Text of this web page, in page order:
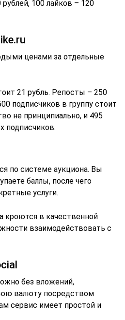
100 лайков – 120
ценами за отдельные
21 рубль. Репосты – 250
подписчиков в группу стоит
не принципиально, и 495
подписчиков.
по системе аукциона. Вы
баллы, после чего
услуги.
кроются в качественной
взаимодействовать с
без вложений,
валюту посредством
сервис имеет простой и